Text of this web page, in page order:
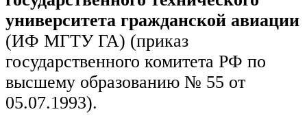
университета гражданской авиации
(ИФ МГТУ ГА) (приказ
государственного комитета РФ по
высшему образованию № 55 от
05.07.1993).